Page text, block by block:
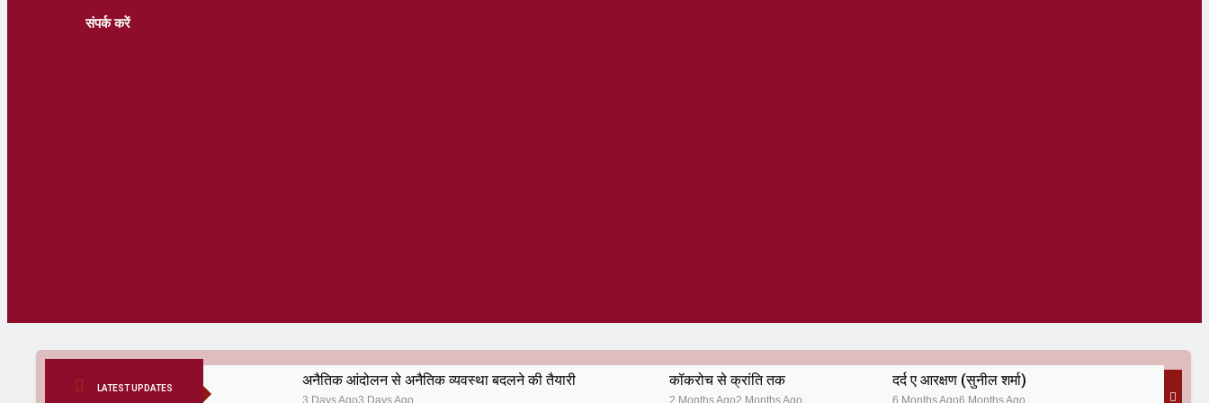
संपर्क करें
LATEST UPDATES अनैतिक आंदोलन से अनैतिक व्यवस्था बदलने की तैयारी
3 Days Ago3 Days Ago
कॉकरोच से क्रांति तक
2 Months Ago2 Months Ago
दर्द ए आरक्षण (सुनील शर्मा)
6 Months Ago6 Months Ago